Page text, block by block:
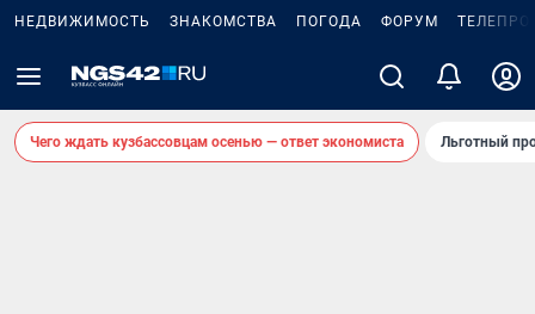
НЕДВИЖИМОСТЬ ЗНАКОМСТВА ПОГОДА ФОРУМ
Чего ждать кузбассовцам осенью — ответ экономиста Льготный